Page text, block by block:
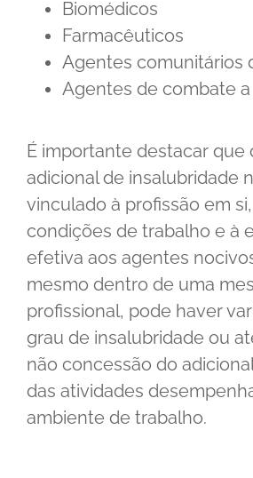
Biomédicos
Farmacêuticos
Agentes comunitários
Agentes de combate
É importante destacar que
adicional de insalubridade
vinculado à profissão em
condições de trabalho e à
efetiva aos agentes
mesmo dentro de uma
profissional, pode haver
grau de insalubridade ou
não concessão do
das atividades
ambiente de trabalho.